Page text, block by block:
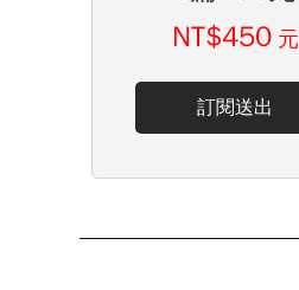
NT$450 元
訂閱送出